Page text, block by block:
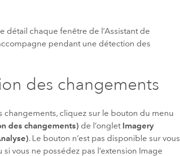
détail chaque fenêtre de l’Assistant de
pendant une détection des
des changements
changements, cliquez sur le bouton du menu
des changements) de l’onglet Imagery
. Le bouton n’est pas disponible sur vous
vous ne possédez pas l’extension Image